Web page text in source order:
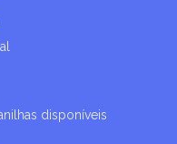
disponíveis